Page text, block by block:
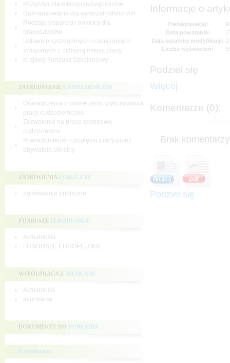
Pożyczka dla mikroprzedsiębiorców
Dofinansowania dla samozatrudnionych
Rodzaje wsparcia i pomocy dla
pracodawców
Ustawa o szczególnych rozwiązaniach
związanych z ochroną miejsc pracy
Krajowy Fundusz Szkoleniowy
ZATRUDNIANIE CUDZOZIEMCÓW
Oświadczenia o powierzeniu wykonywania
pracy cudzoziemcowi
Zezwolenie na pracę sezonową
cudzoziemca
Powiadomienie o podjęciu pracy przez
obywatela Ukrainy
ZAMÓWIENIA PUBLICZNE
Zamówienia publiczne
FUNDUSZE EUROPEJSKIE
Aktualności
FUNDUSZE EUROPEJSKIE
WSPÓŁPRACA Z NIEMCAMI
Aktualności
Informacje
DOKUMENTY DO POBRANIA
Kalendarium
Informacje o
Zredagował(a):
Data powstania:
Data ostatniej modyfikacji:
Liczba wyświetleń:
Podziel się
Więcej
Komentarze (0):
Brak
Podziel się